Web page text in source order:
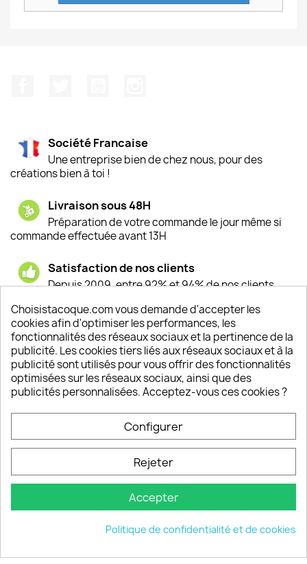
Société Francaise
Une entreprise bien de chez nous, pour des
créations bien à toi !
Livraison sous 48H
Préparation de votre commande le jour même si
commande effectuée avant 13H
Satisfaction de nos clients
Depuis 2009, entre 92% et 94% de nos clients
Un SAV à votre écoute
Notre SAV est disponible 6/7J de 10h à 18H
INFORMATIONS 
VOTRE COMPTE 
INFORMATIONS keyboard_arrow_down
© 2026 - choisistacoque.com
Choisistacoque.com vous demande d'accepter les
cookies afin d'optimiser les performances, les
fonctionnalités des réseaux sociaux et la pertinence de la
publicité. Les cookies tiers liés aux réseaux sociaux et à la
publicité sont utilisés pour vous offrir des fonctionnalités
optimisées sur les réseaux sociaux, ainsi que des
publicités personnalisées. Acceptez-vous ces cookies ?
Configurer
Rejeter
Accepter
Politique de confidentialité et de cookies